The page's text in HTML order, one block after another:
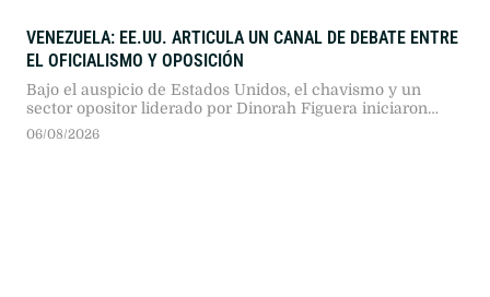
VENEZUELA: EE.UU. ARTICULA UN CANAL DE DEBATE ENTRE
EL OFICIALISMO Y OPOSICIÓN
Bajo el auspicio de Estados Unidos, el chavismo y un
sector opositor liderado por Dinorah Figuera iniciaron
negociaciones para la transición en Venezuela. El proceso,
06/08/2026